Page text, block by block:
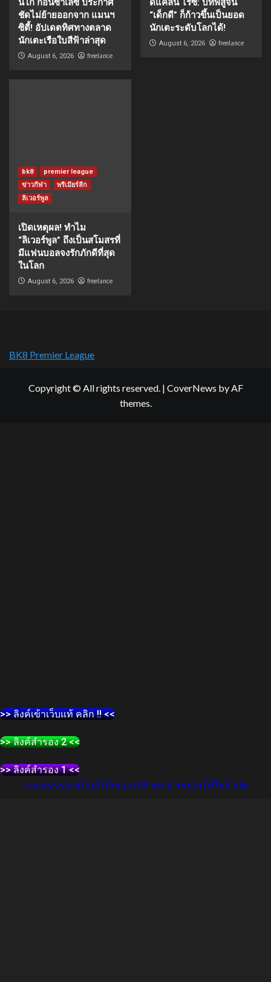
นิโก้ กอนซาเลซ ประกาศ
ชัดไม่ย้ายออกจาก แมนฯ
ซิตี้! อัปเดตทิศทางตลาด
นักเตะเรือใบสีฟ้าล่าสุด
August 6, 2026 freelance
ดีแคลน ไรซ์: บทพิสูจน์
“เด็กดี” ก็ก้าวขึ้นเป็นยอด
นักเตะระดับโลกได้!
August 6, 2026 freelance
bk8
premier league
ข่าวกีฬา
พรีเมียร์ลีก
ลิเวอร์พูล
เปิดเหตุผล! ทำไม
“ลิเวอร์พูล” ถึงเป็นสโมสรที่
มีแฟนบอลจงรักภักดีที่สุด
ในโลก
August 6, 2026 freelance
BK8 Premier League
Copyright © All rights reserved. | CoverNews by AF
themes.
>> ลิงค์เข้าเว็บแท้ คลิก !! <<
>> ลิงค์สำรอง 2 <<
>> ลิงค์สำรอง 1 <<
แทงบอลออนไลน์ ได้ตลอด 24 ชม ฝากถอนได้ไม่จำกัด